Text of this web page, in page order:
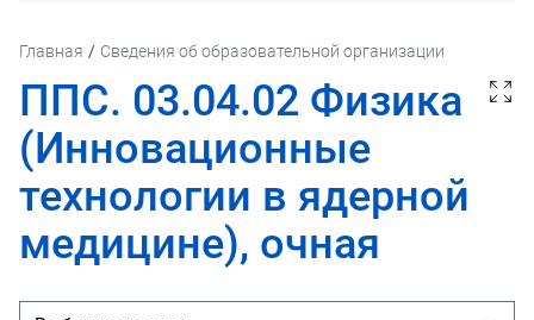
Главная / Сведения об образовательной организации
ППС. 03.04.02 Физика
(Инновационные
технологии в ядерной
медицине), очная